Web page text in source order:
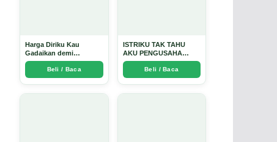
Harga Diriku Kau
Gadaikan demi
Perempuan Itu - Arda
Beli / Baca
ISTRIKU TAK TAHU
AKU PENGUSAHA
EMAS - Arda Dinata
Beli / Baca